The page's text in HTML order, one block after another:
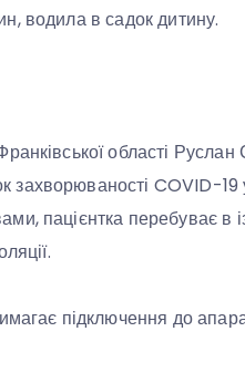
водила в садок дитину.
області
COVID-19
пацієнтка перебуває в
підключення до